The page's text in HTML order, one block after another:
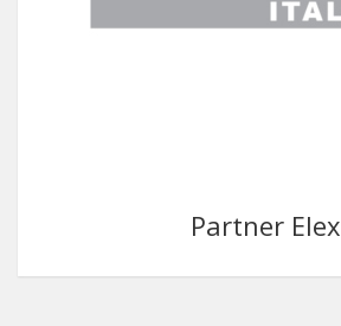
Partner Elex